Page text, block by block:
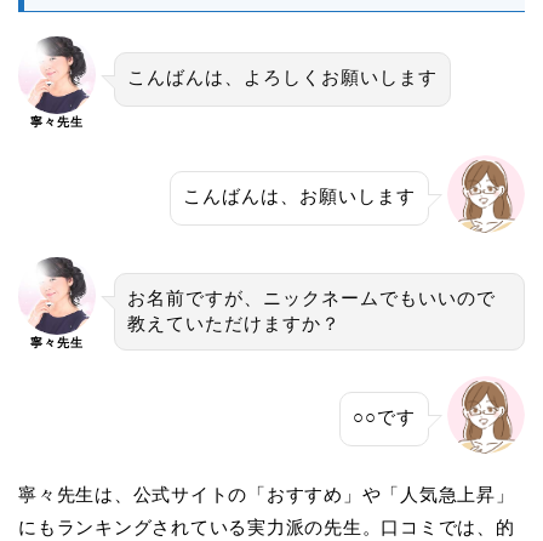
寧々先生
こんばんは、よろしくお願いします
こんばんは、お願いします
寧々先生
お名前ですが、ニックネームでもいいので
教えていただけますか？
○○です
寧々先生は、公式サイトの「おすすめ」や「人気急上昇」
にもランキングされている実力派の先生。口コミでは、的